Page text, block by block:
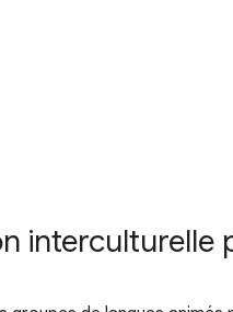
interculturelle